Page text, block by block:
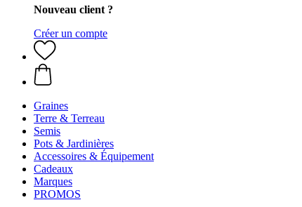
Nouveau client ?
Créer un compte
Graines
Terre & Terreau
Semis
Pots & Jardinières
Accessoires & Équipement
Cadeaux
Marques
PROMOS